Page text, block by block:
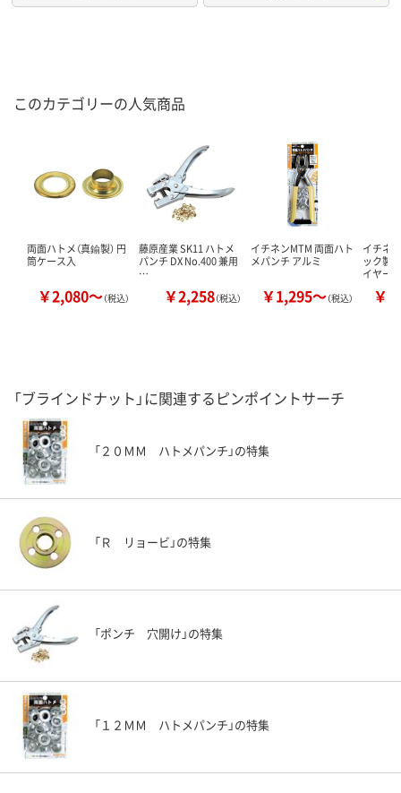
このカテゴリーの人気商品
両面ハトメ（真鍮製） 円
筒ケース入
￥2,080～（税込）
藤原産業 SK11 ハトメ
パンチ DX No.400 兼用
…
￥2,258（税込）
イチネンMTM 両面ハト
メパンチ アルミ
￥1,295～（税込）
イチネ
ック製
イヤー
￥
「ブラインドナット」に関連するピンポイントサーチ
「２０ＭＭ ハトメパンチ」の特集
「Ｒ リョービ」の特集
「ポンチ 穴開け」の特集
「１２ＭＭ ハトメパンチ」の特集